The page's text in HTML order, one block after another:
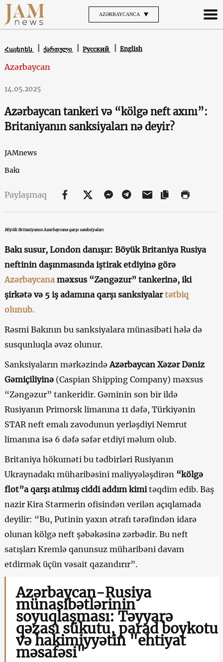
AZƏRBAYCANCA
Հայերեն ქართული Русский English
Azərbaycan
14.05.2025
Azərbaycan tankeri və “kölgə neft axını”:
Britaniyanın sanksiyaları nə deyir?
JAMnews
Bakı
Paylaşmaq
Böyük Britaniyanın Azərbaycana qarşı sanksiyaları
Bakı susur, London danışır: Böyük Britaniya Rusiya
neftinin daşınmasında iştirak etdiyinə görə
Azərbaycanaməxsus “Zəngəzur” tankerinə, iki
şirkətə və 5 iş adamına qarşı sanksiyalartətbiq
olunub.
Rəsmi Bakının bu sanksiyalara münasibəti hələ də
susqunluqla əvəz olunur.
Sanksiyaların mərkəzində Azərbaycan Xəzər Dəniz
Gəmiçiliyinə(Caspian Shipping Company) məxsus
“Zəngəzur” tankeridir. Gəminin son bir ildə
Rusiyanın Primorsk limanına 11 dəfə, Türkiyənin
STAR neft emalı zavodunun yerləşdiyi Nemrut
limanına isə 6 dəfə səfər etdiyi məlum olub.
Britaniya hökuməti bu tədbirləri Rusiyanın
Ukraynadakı müharibəsini maliyyələşdirən “kölgə
flot”a qarşı atılmış ciddi addım kimitəqdim edib. Baş
nazir Kira Starmerin ofisindən verilən açıqlamada
deyilir: “Bu, Putinin yaxın ətrafı tərəfindən idarə
olunan kölgə neft şəbəkəsinə zərbədir. Bu neft
satışları Kremlə qanunsuz müharibəni davam
etdirmək üçün vəsait qazandırır”.
Azərbaycan-Rusiya
münasibətlərinin
soyuqlaşması: Təyyarə
qəzası sükutu, parad boykotu
və hakimiyyətin "ehtiyat
məsafəsi"